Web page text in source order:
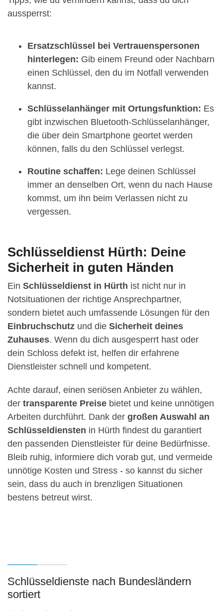
aussperrst:
Ersatzschlüssel bei Vertrauenspersonen
hinterlegen: Gib einem Freund oder Nachbarn
einen Schlüssel, den du im Notfall verwenden
kannst.
Schlüsselanhänger mit Ortungsfunktion: Es
gibt inzwischen Bluetooth-Schlüsselanhänger,
die über dein Smartphone geortet werden
können, falls du den Schlüssel verlegst.
Routine schaffen: Lege deinen Schlüssel
immer an denselben Ort, wenn du nach Hause
kommst, um ihn beim Verlassen nicht zu
vergessen.
Schlüsseldienst Hürth: Deine
Sicherheit in guten Händen
Ein Schlüsseldienst in Hürth ist nicht nur in
Notsituationen der richtige Ansprechpartner,
sondern bietet auch umfassende Lösungen für den
Einbruchschutz und die Sicherheit deines
Zuhauses. Wenn du dich ausgesperrt hast oder
dein Schloss defekt ist, helfen dir erfahrene
Dienstleister schnell und kompetent.
Achte darauf, einen seriösen Anbieter zu wählen,
der transparente Preise bietet und keine unnötigen
Arbeiten durchführt. Dank der großen Auswahl an
Schlüsseldiensten in Hürth findest du garantiert
den passenden Dienstleister für deine Bedürfnisse.
Bleib ruhig, informiere dich vorab gut, und vermeide
unnötige Kosten und Stress - so kannst du sicher
sein, dass du auch in brenzligen Situationen
bestens betreut wirst.
Schlüsseldienste nach Bundesländern
sortiert